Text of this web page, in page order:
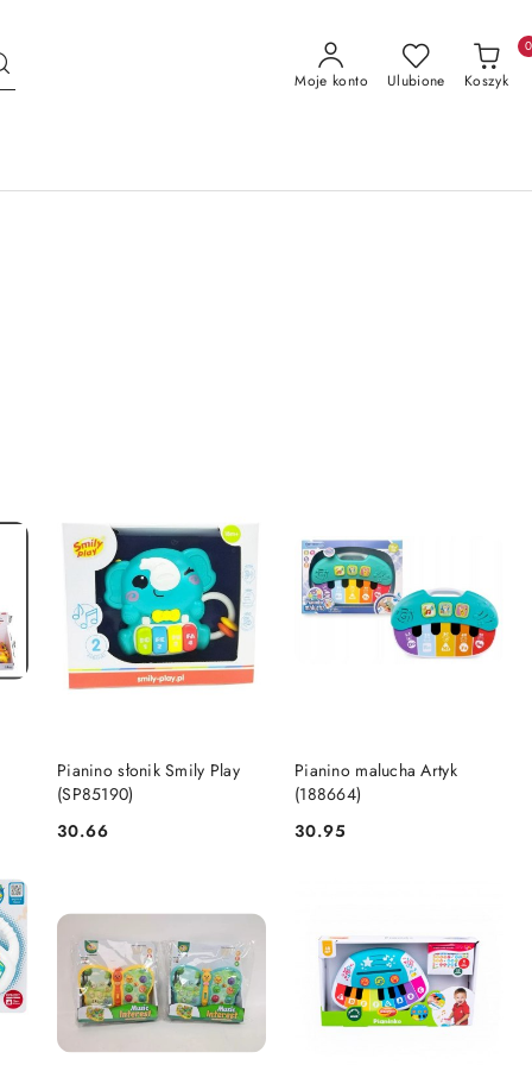
Moje konto Ulubione Koszyk
0
Pianino słonik Smily Play
(SP85190)
Cena:
30.66
DO KOSZYKA
Pianino malucha Artyk
(188664)
Cena:
30.95
DO KOSZYKA